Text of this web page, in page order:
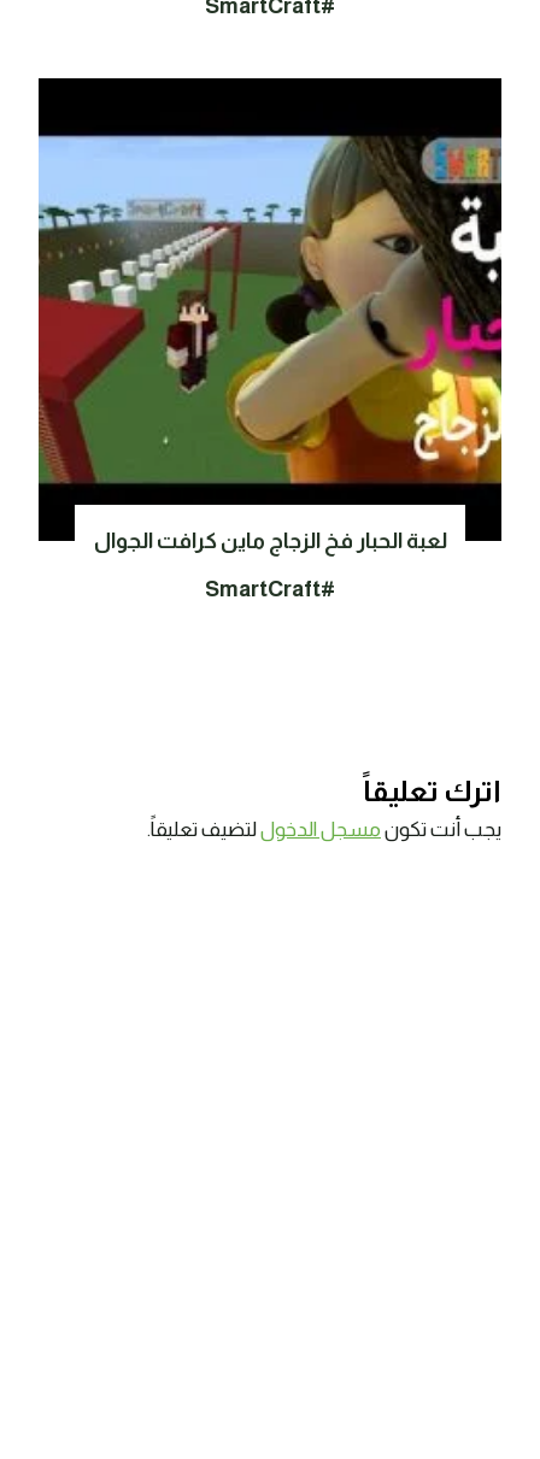
#SmartCraft
لعبة الحبار فخ الزجاج ماين كرافت الجوال
#SmartCraft
اترك تعليقاً
يجب أنت تكون مسجل الدخوللتضيف تعليقاً.